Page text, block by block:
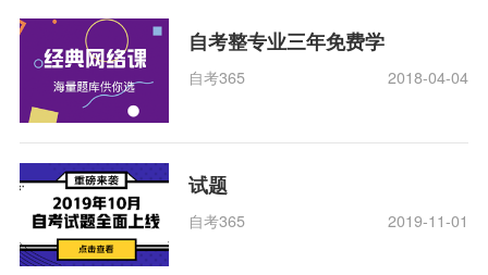
自考整专业三年免费学
自考365 2018-04-04
试题
自考365 2019-11-01